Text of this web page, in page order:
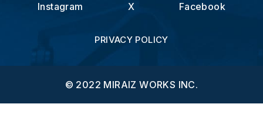
Instagram X Facebook
PRIVACY POLICY
© 2022 MIRAIZ WORKS INC.